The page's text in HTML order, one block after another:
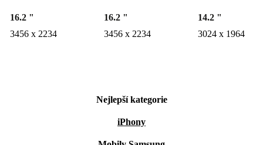
16.2 "
3456 x 2234
16.2 "
3456 x 2234
14.2 "
3024 x 1964
Nejlepší kategorie
iPhony